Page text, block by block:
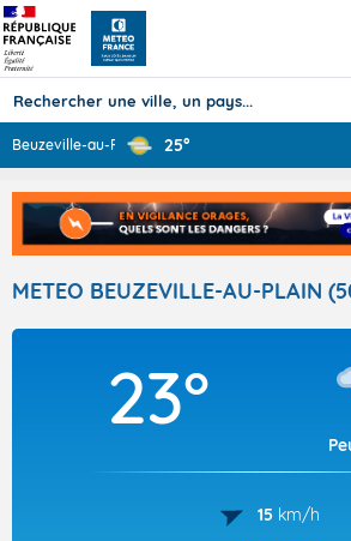
Prévisions
TOUS LES RÉSULTATS
Articles
Beuzeville-au-P ... 25°
METEO BEUZEVILLE-AU-PLAIN
23°
15 km/h